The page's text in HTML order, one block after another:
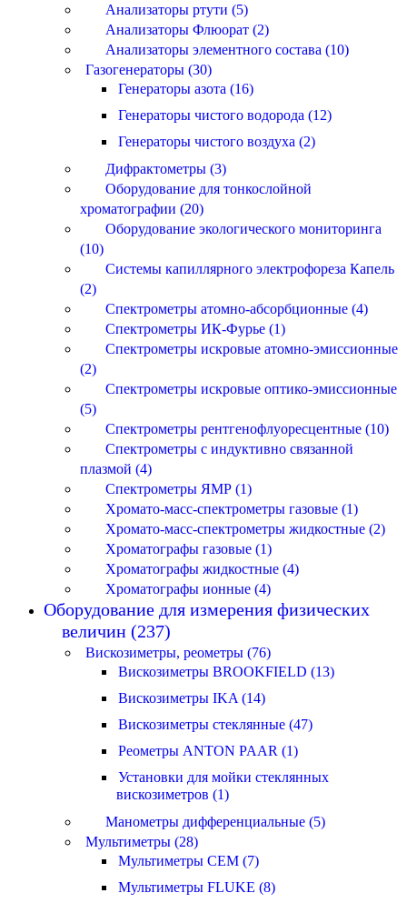
Анализаторы ртути (5)
Анализаторы Флюорат (2)
Анализаторы элементного состава (10)
Газогенераторы (30)
Генераторы азота (16)
Генераторы чистого водорода (12)
Генераторы чистого воздуха (2)
Дифрактометры (3)
Оборудование для тонкослойной
хроматографии (20)
Оборудование экологического мониторинга
(10)
Системы капиллярного электрофореза Капель
(2)
Спектрометры атомно-абсорбционные (4)
Спектрометры ИК-Фурье (1)
Спектрометры искровые атомно-эмиссионные
(2)
Спектрометры искровые оптико-эмиссионные
(5)
Спектрометры рентгенофлуоресцентные (10)
Спектрометры с индуктивно связанной
плазмой (4)
Спектрометры ЯМР (1)
Хромато-масс-спектрометры газовые (1)
Хромато-масс-спектрометры жидкостные (2)
Хроматографы газовые (1)
Хроматографы жидкостные (4)
Хроматографы ионные (4)
Оборудование для измерения физических
величин (237)
Вискозиметры, реометры (76)
Вискозиметры BROOKFIELD (13)
Вискозиметры IKA (14)
Вискозиметры стеклянные (47)
Реометры ANTON PAAR (1)
Установки для мойки стеклянных
вискозиметров (1)
Манометры дифференциальные (5)
Мультиметры (28)
Мультиметры CEM (7)
Мультиметры FLUKE (8)